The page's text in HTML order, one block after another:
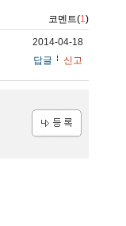
코멘트(1)
2014-04-18
답글
신고